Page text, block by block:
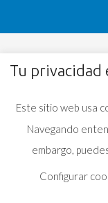
Tu
Este sitio web usa
Navegando
embargo,
Configurar